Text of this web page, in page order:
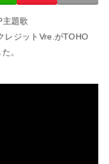
題歌
レジットVre.がTOHO
。